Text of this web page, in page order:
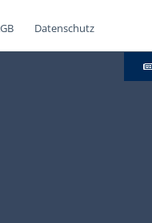
Datenschutz